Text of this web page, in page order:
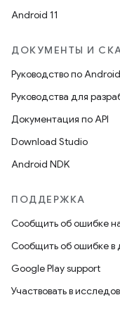
Android 11
ДОКУМЕНТЫ И
Руководство по
Руководства для
Документация по API
Download Studio
Android NDK
ПОДДЕРЖКА
Сообщить об ошибке
Сообщить об ошибке в
Google Play support
Участвовать в